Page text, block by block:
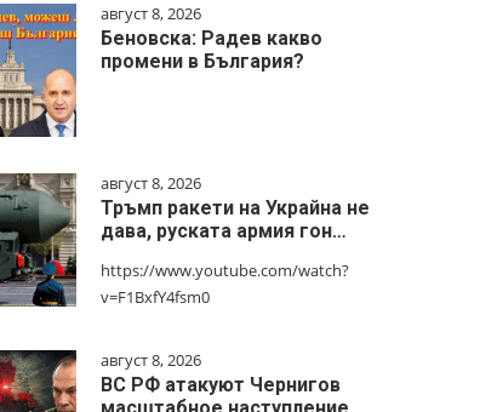
август 8, 2026
Беновска: Радев какво
промени в България?
август 8, 2026
Тръмп ракети на Украйна не
дава, руската армия гон…
https://www.youtube.com/watch?
v=F1BxfY4fsm0
август 8, 2026
ВС РФ атакуют Чернигов